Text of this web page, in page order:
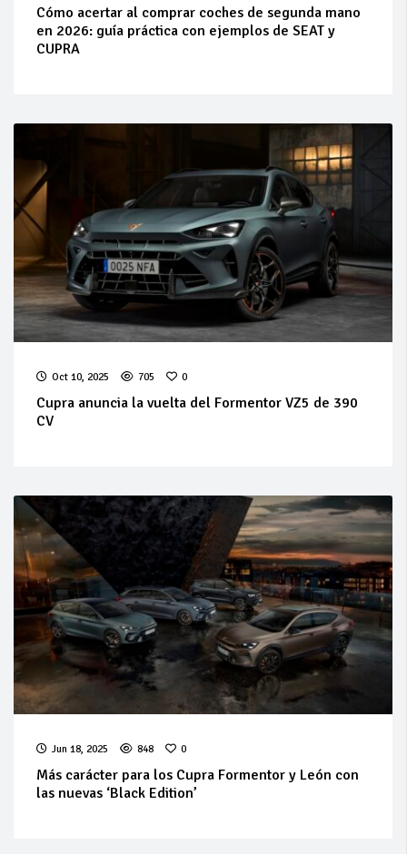
Cómo acertar al comprar coches de segunda mano
en 2026: guía práctica con ejemplos de SEAT y
CUPRA
Oct 10, 2025 705 0
Cupra anuncia la vuelta del Formentor VZ5 de 390
CV
Jun 18, 2025 848 0
Más carácter para los Cupra Formentor y León con
las nuevas ‘Black Edition’